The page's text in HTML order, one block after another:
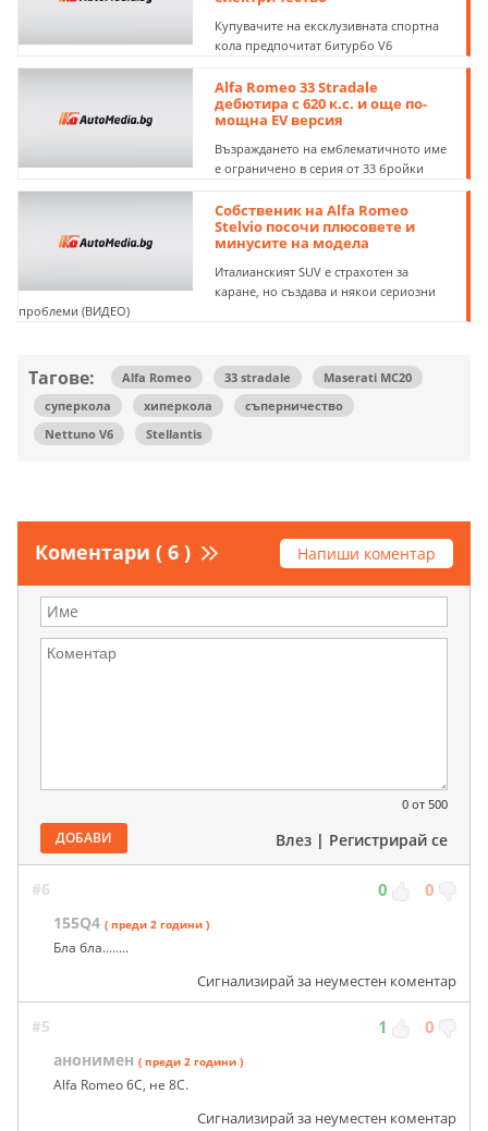
Купувачите на ексклузивната спортна
кола предпочитат битурбо V6
Alfa Romeo 33 Stradale
дебютира с 620 к.с. и още по-
мощна EV версия
Възраждането на емблематичното име
е ограничено в серия от 33 бройки
Собственик на Alfa Romeo
Stelvio посочи плюсовете и
минусите на модела
Италианският SUV е страхотен за
каране, но създава и някои сериозни
проблеми (ВИДЕО)
Тагове: Alfa Romeo 33 stradale
Maserati MC20
суперкола
хиперкола
съперничество
Nettuno V6
Stellantis
Коментари ( 6 ) Напиши коментар
0 от 500
ДОБАВИ Влез | Регистрирай се
#6 0 0
155Q4 ( преди 2 години )
Бла бла........
Сигнализирай за неуместен коментар
#5 1 0
анонимен ( преди 2 години )
Alfa Romeo 6C, не 8С.
Сигнализирай за неуместен коментар